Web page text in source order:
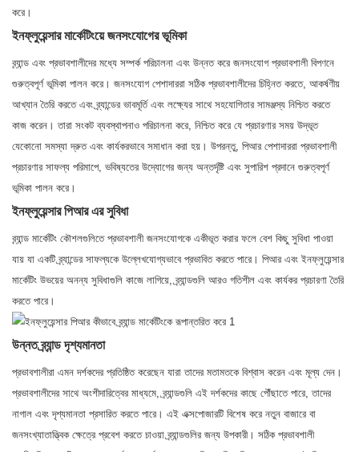
করে।
ইনফ্লুয়েন্সার মার্কেটিংয়ে জনসংযোগের ভূমিকা
ব্র্যান্ড এবং প্রভাবশালীদের মধ্যে সম্পর্ক পরিচালনা এবং উন্নত করে জনসংযোগ প্রভাবশালী বিপণনে
গুরুত্বপূর্ণ ভূমিকা পালন করে। জনসংযোগ পেশাদাররা সঠিক প্রভাবশালীদের চিহ্নিত করতে, আকর্ষণীয়
আখ্যান তৈরি করতে এবং ব্র্যান্ডের ভাবমূর্তি এবং লক্ষ্যের সাথে সহযোগিতার সামঞ্জস্য নিশ্চিত করতে
কাজ করেন। তারা সংকট ব্যবস্থাপনাও পরিচালনা করে, নিশ্চিত করে যে প্রচারণার সময় উদ্ভূত
যেকোনো সমস্যা দ্রুত এবং কার্যকরভাবে সমাধান করা হয়। উপরন্তু, পিআর পেশাদাররা প্রভাবশালী
প্রচারণার সাফল্য পরিমাপে, ভবিষ্যতের উদ্যোগের জন্য অন্তর্দৃষ্টি এবং সুপারিশ প্রদানে গুরুত্বপূর্ণ
ভূমিকা পালন করে।
ইনফ্লুয়েন্সার পিআর এর সুবিধা
ব্র্যান্ড মার্কেটিং কৌশলগুলিতে প্রভাবশালী জনসংযোগকে একীভূত করার ফলে বেশ কিছু সুবিধা পাওয়া
যায় যা একটি ব্র্যান্ডের সাফল্যকে উল্লেখযোগ্যভাবে প্রভাবিত করতে পারে। পিআর এবং ইনফ্লুয়েন্সার
মার্কেটিং উভয়ের অনন্য সুবিধাগুলি কাজে লাগিয়ে, ব্র্যান্ডগুলি আরও গতিশীল এবং কার্যকর প্রচারণা তৈরি
করতে পারে।
উন্নত ব্র্যান্ড দৃশ্যমানতা
প্রভাবশালীরা এমন দর্শকদের প্রতিষ্ঠিত করেছেন যারা তাদের মতামতকে বিশ্বাস করেন এবং মূল্য দেন।
প্রভাবশালীদের সাথে অংশীদারিত্বের মাধ্যমে, ব্র্যান্ডগুলি এই দর্শকদের কাছে পৌঁছাতে পারে, তাদের
নাগাল এবং দৃশ্যমানতা প্রসারিত করতে পারে। এই এক্সপোজারটি বিশেষ করে নতুন বাজারে বা
জনসংখ্যাতাত্ত্বিক ক্ষেত্রে প্রবেশ করতে চাওয়া ব্র্যান্ডগুলির জন্য উপকারী। সঠিক প্রভাবশালী